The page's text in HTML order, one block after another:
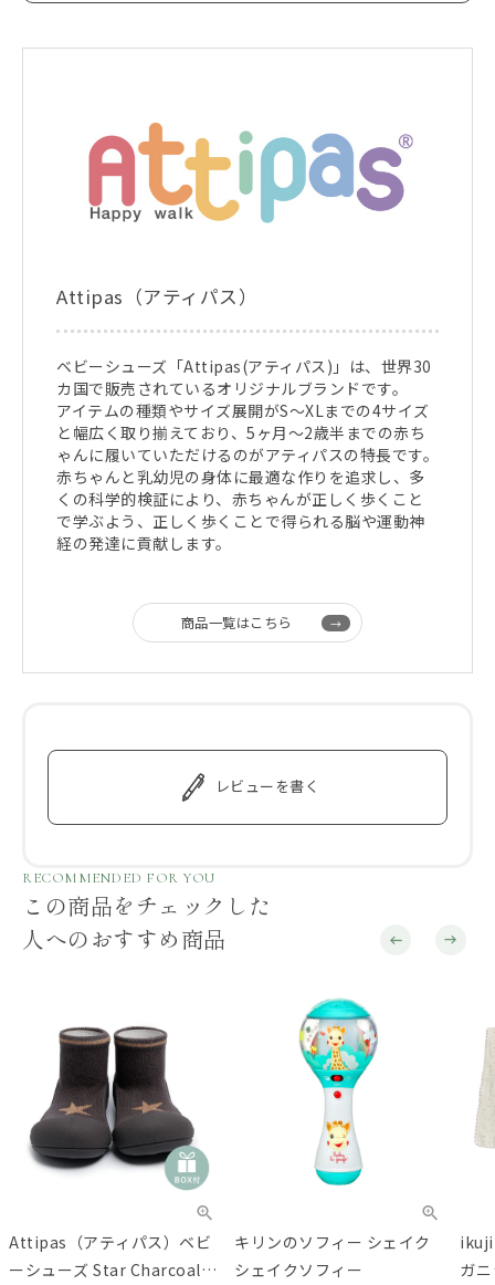
Attipas（アティパス）
ベビーシューズ「Attipas(アティパス)」は、世界30
カ国で販売されているオリジナルブランドです。
アイテムの種類やサイズ展開がS～XLまでの4サイズ
と幅広く取り揃えており、5ヶ月～2歳半までの赤ち
ゃんに履いていただけるのがアティパスの特長です。
赤ちゃんと乳幼児の身体に最適な作りを追求し、多
くの科学的検証により、赤ちゃんが正しく歩くこと
で学ぶよう、正しく歩くことで得られる脳や運動神
経の発達に貢献します。
商品一覧はこちら
レビューを書く
RECOMMENDED FOR YOU
この商品をチェックした
人へのおすすめ商品
Attipas（アティパス）ベビ
ーシューズ Star Charcoal
キリンのソフィー シェイク
シェイクソフィー
ガ